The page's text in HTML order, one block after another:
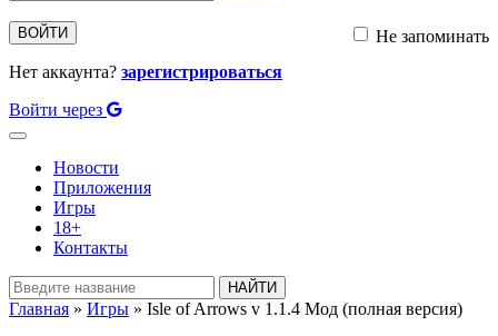
ВОЙТИ
Не запоминать
Нет аккаунта? зарегистрироваться
Войти через
Toggle
navigationНовости
Приложения
Игры
18+
Контакты
Главная » Игры » Isle of Arrows v 1.1.4 Мод (полная версия)